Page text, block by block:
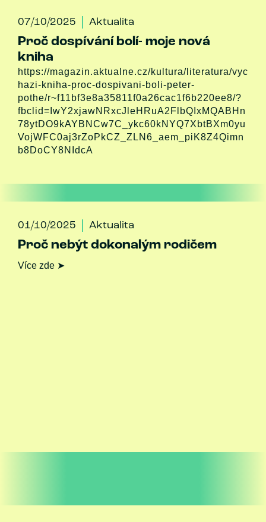
07/10/2025 Aktualita
Proč dospívání bolí- moje nová
kniha
https://magazin.aktualne.cz/kultura/literatura/vyc
hazi-kniha-proc-dospivani-boli-peter-
pothe/r~f11bf3e8a35811f0a26cac1f6b220ee8/?
fbclid=IwY2xjawNRxcJleHRuA2FlbQIxMQABHn
78ytDO9kAYBNCw7C_ykc60kNYQ7XbtBXm0yu
VojWFC0aj3rZoPkCZ_ZLN6_aem_piK8Z4Qimn
b8DoCY8NIdcA
01/10/2025 Aktualita
Proč nebýt dokonalým rodičem
Více zde ➤